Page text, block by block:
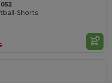
Shorts